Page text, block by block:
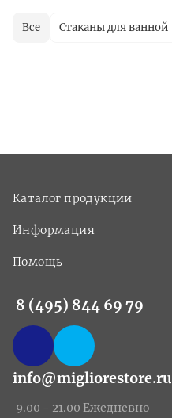
Все Стаканы для ванной
Каталог продукции
Информация
Помощь
8 (495) 844 69 79
info@migliorestore.ru
9.00 - 21.00 Ежедневно